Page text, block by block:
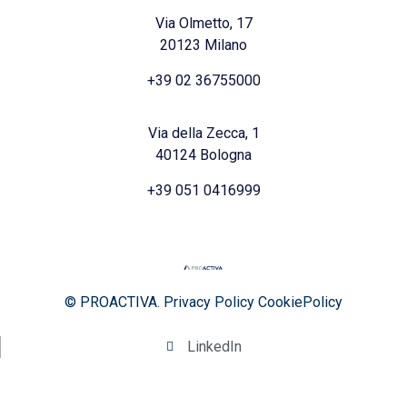
Via Olmetto, 17
20123 Milano
+39 02 36755000
Via della Zecca, 1
40124 Bologna
+39 051 0416999
© PROACTIVA. Privacy Policy CookiePolicy
LinkedIn